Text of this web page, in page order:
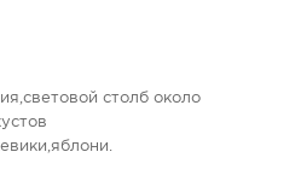
столб около